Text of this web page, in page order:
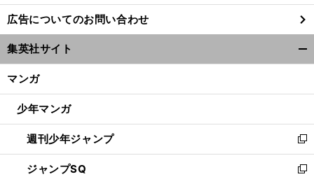
【
Ｎ
】
、
し
い
ウ
ィ
ン
ウ
開
く
広告についてのお問い合わせ
集英社サイト
マンガ
少年マンガ
週刊少年ジャンプ
新
し
い
ジャンプSQ
新